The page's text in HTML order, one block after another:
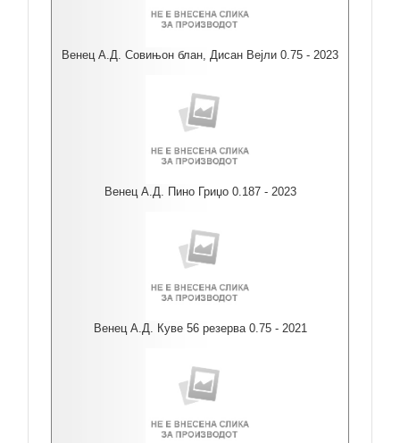
Венец А.Д. Совињон блан, Дисан Вејли 0.75 - 2023
Венец А.Д. Пино Гриџо 0.187 - 2023
Венец А.Д. Куве 56 резерва 0.75 - 2021